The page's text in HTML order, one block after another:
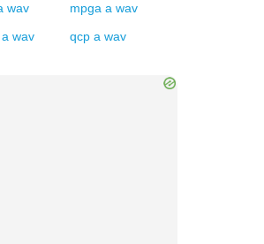
wav mpga a wav
a wav qcp a wav